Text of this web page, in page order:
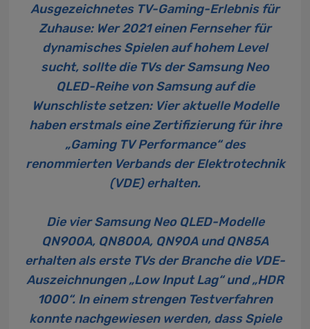
Ausgezeichnetes TV-Gaming-Erlebnis für
Zuhause: Wer 2021 einen Fernseher für
dynamisches Spielen auf hohem Level
sucht, sollte die TVs der Samsung Neo
QLED-Reihe von Samsung auf die
Wunschliste setzen: Vier aktuelle Modelle
haben erstmals eine Zertifizierung für ihre
„Gaming TV Performance“ des
renommierten Verbands der Elektrotechnik
(VDE) erhalten.
Die vier Samsung Neo QLED-Modelle
QN900A, QN800A, QN90A und QN85A
erhalten als erste TVs der Branche die VDE-
Auszeichnungen „Low Input Lag“ und „HDR
1000“. In einem strengen Testverfahren
konnte nachgewiesen werden, dass Spiele